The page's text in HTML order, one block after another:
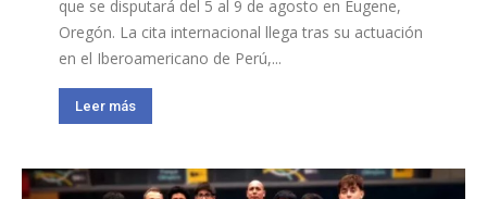
que se disputará del 5 al 9 de agosto en Eugene,
Oregón. La cita internacional llega tras su actuación
en el Iberoamericano de Perú,...
Leer más